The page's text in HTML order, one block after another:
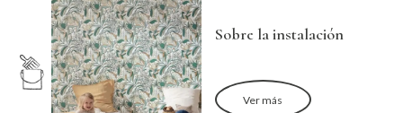
Sobre la instalación
Ver más